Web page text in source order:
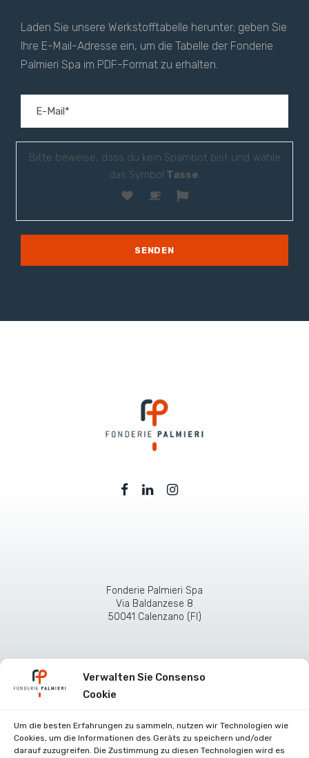
Verwalten Sie Consenso
Cookie
Um die besten Erfahrungen zu sammeln, nutzen wir Technologien wie
Cookies, um die Informationen des Geräts zu speichern und/oder
darauf zuzugreifen. Die Zustimmung zu diesen Technologien wird es
Laden Sie unsere Werkstofftabelle herunter; geben Sie
Ihre E-Mail-Adresse ein, um die Tabelle der Fonderie
Palmieri Spa im PDF-Format zu erhalten.
Bitte beweise, dass du kein Spambot bist und wähle
das Symbol Tasse
Fonderie Palmieri Spa
Via Baldanzese 8
50041 Calenzano (FI)